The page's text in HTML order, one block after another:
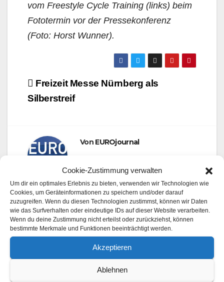
Cookie-Zustimmung verwalten
Um dir ein optimales Erlebnis zu bieten, verwenden wir Technologien wie
Cookies, um Geräteinformationen zu speichern und/oder darauf
zuzugreifen. Wenn du diesen Technologien zustimmst, können wir Daten
wie das Surfverhalten oder eindeutige IDs auf dieser Website verarbeiten.
Wenn du deine Zustimmung nicht erteilst oder zurückziehst, können
bestimmte Merkmale und Funktionen beeinträchtigt werden.
Akzeptieren
Ablehnen
vom Freestyle Cycle Training (links) beim
Fototermin vor der Pressekonferenz
(Foto: Horst Wunner).
Beitragsnavigation
Freizeit Messe Nürnberg als
Silberstreif
Von EUROjournal
Ähnlicher Beitrag